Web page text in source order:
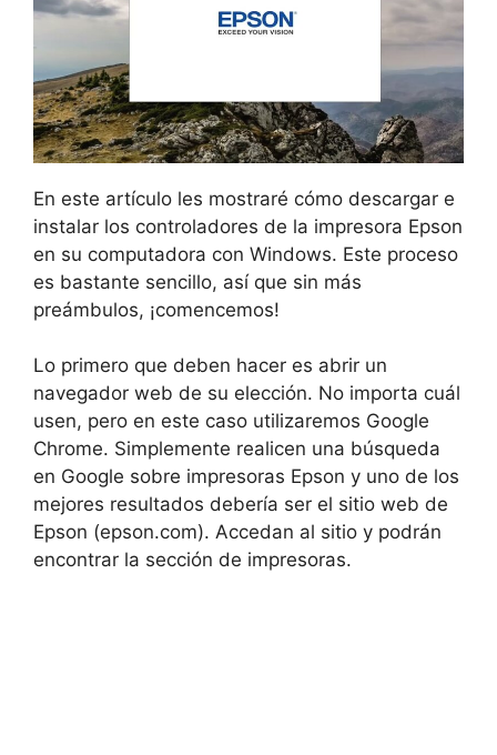
En este artículo les mostraré cómo descargar e
instalar los controladores de la impresora Epson
en su computadora con Windows. Este proceso
es bastante sencillo, así que sin más
preámbulos, ¡comencemos!
Lo primero que deben hacer es abrir un
navegador web de su elección. No importa cuál
usen, pero en este caso utilizaremos Google
Chrome. Simplemente realicen una búsqueda
en Google sobre impresoras Epson y uno de los
mejores resultados debería ser el sitio web de
Epson (epson.com). Accedan al sitio y podrán
encontrar la sección de impresoras.